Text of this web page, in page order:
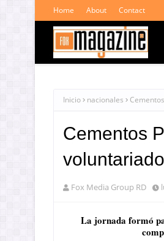
Home About Contact
Inicio nacionales
Cementos
Fox Media Group RD
La jornada formó